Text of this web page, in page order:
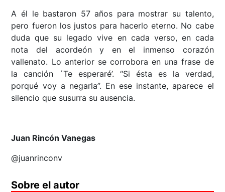
A él le bastaron 57 años para mostrar su talento,
pero fueron los justos para hacerlo eterno. No cabe
duda que su legado vive en cada verso, en cada
nota del acordeón y en el inmenso corazón
vallenato. Lo anterior se corrobora en una frase de
la canción ´Te esperaré’. “Si ésta es la verdad,
porqué voy a negarla”. En ese instante, aparece el
silencio que susurra su ausencia.
Juan Rincón Vanegas
@juanrinconv
Sobre el autor